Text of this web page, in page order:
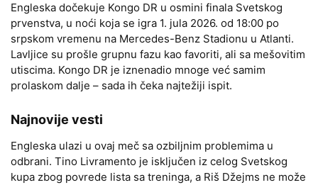
Engleska dočekuje Kongo DR u osmini finala Svetskog
prvenstva, u noći koja se igra 1. jula 2026. od 18:00 po
srpskom vremenu na Mercedes-Benz Stadionu u Atlanti.
Lavljice su prošle grupnu fazu kao favoriti, ali sa mešovitim
utiscima. Kongo DR je iznenadio mnoge već samim
prolaskom dalje – sada ih čeka najtežiji ispit.
Najnovije vesti
Engleska ulazi u ovaj meč sa ozbiljnim problemima u
odbrani. Tino Livramento je isključen iz celog Svetskog
kupa zbog povrede lista sa treninga, a Riš Džejms ne može